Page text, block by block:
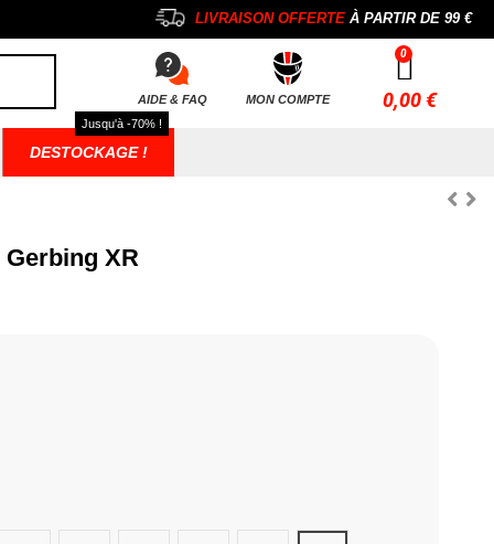
LIVRAISON OFFERTEÀ PARTIR DE 99 €
AIDE & FAQ MON COMPTE 0,00 €
DESTOCKAGE !
Jusqu'à -70% !
XR